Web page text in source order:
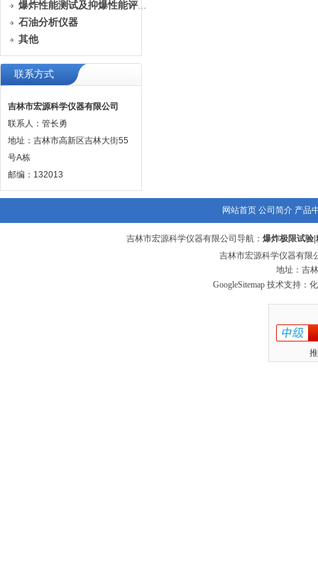
爆炸性能测试及抑爆性能评定装置
石油分析仪器
其他
联系方式
吉林市宏源科学仪器有限公司
联系人：管长勇
地址：吉林市高新区吉林大街55
号A栋
邮编：132013
网站首页 公司简介 产品
吉林市宏源科学仪器有限公司导航： 爆炸极限试验
吉林市宏源科学仪器有限
地址：吉
GoogleSitemap 技术支持：